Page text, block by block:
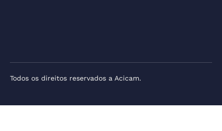
Todos os direitos reservados a Acicam.